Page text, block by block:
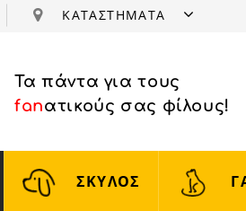
ΚΑΤΑΣΤΗΜΑΤΑ
Τα πάντα για τους
fanατικούς σας φίλους!
ΣΚΥΛΟΣ